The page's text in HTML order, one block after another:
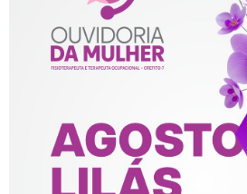
AGOSTO LILÁS –
PROTEGER E
VIOLÊNCIA
MULHER